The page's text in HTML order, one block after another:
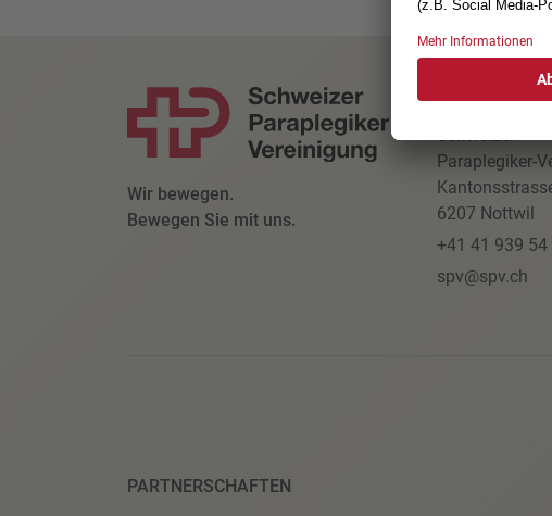
Wir bewegen.
Bewegen Sie mit uns.
KONTAKT
Schweizer
Paraplegiker-
6207 Nottwil
+41 41 939 54
spv@spv.ch
PARTNERSCHAFTEN